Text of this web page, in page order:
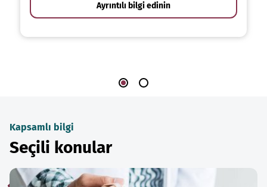
Ayrıntılı bilgi edinin
Kapsamlı bilgi
Seçili konular